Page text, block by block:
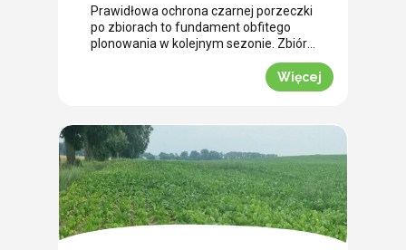
szkodnikami?
Prawidłowa ochrona czarnej porzeczki
po zbiorach to fundament obfitego
plonowania w kolejnym sezonie. Zbiór
mechaniczny nieuchronnie powoduje
liczne uszkodzenia pędów, które stają
się otwartą bramą dla groźnych infekcji
takie jak przeziernik porzeczkowy czy
przędziorek chmielowiec, będą
aktywne i niebezpieczne aż do
wczesnej jesieni. Nasza ekspertka
Justyna Wasiak z Sumi Agro Poland
wyjaśnia, […]
Więcej